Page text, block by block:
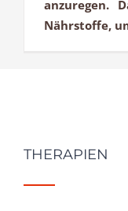
anzuregen.
Nährstoffe,
THERAPIEN